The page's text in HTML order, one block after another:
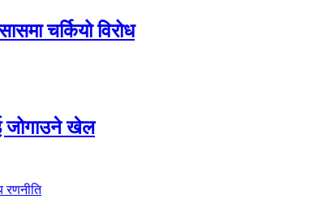
चर्कियो विरोध
जोगाउने खेल